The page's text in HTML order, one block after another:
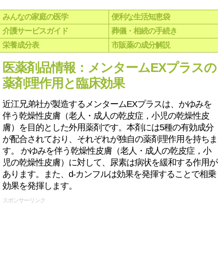
みんなの家庭の医学
便利な生活知恵袋
介護サービスガイド
葬儀・相続の手続き
栄養成分表
市販薬の成分解説
医薬剤品情報：メンタームEXプラスの
薬剤理作用と臨床効果
近江兄弟社が製造するメンタームEXプラスは、かゆみを
伴う乾燥性皮膚（老人・成人の乾皮症，小児の乾燥性皮
膚）を目的とした外用薬剤です。本剤には5種の有効成分
が配合されており、それぞれが独自の薬剤理作用を持ちま
す。 かゆみを伴う乾燥性皮膚（老人・成人の乾皮症，小
児の乾燥性皮膚）に対して、尿素は病状を緩和する作用が
あります。また、d-カンフルは効果を発揮することで相乗
効果を発揮します。
スポンサーリンク